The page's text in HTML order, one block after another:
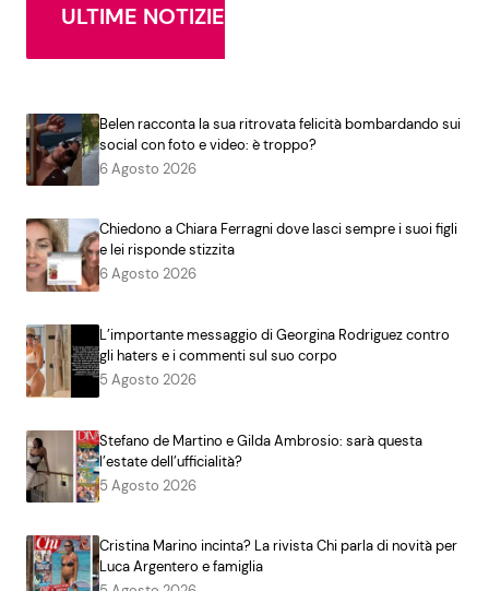
ULTIME NOTIZIE
Belen racconta la sua ritrovata felicità bombardando sui
social con foto e video: è troppo?
6 Agosto 2026
Chiedono a Chiara Ferragni dove lasci sempre i suoi figli
e lei risponde stizzita
6 Agosto 2026
L’importante messaggio di Georgina Rodriguez contro
gli haters e i commenti sul suo corpo
5 Agosto 2026
Stefano de Martino e Gilda Ambrosio: sarà questa
l’estate dell’ufficialità?
5 Agosto 2026
Cristina Marino incinta? La rivista Chi parla di novità per
Luca Argentero e famiglia